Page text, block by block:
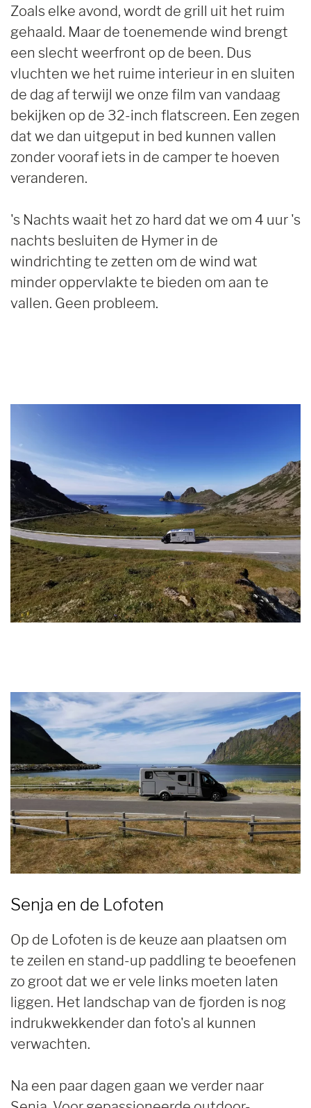
Zoals elke avond, wordt de grill uit het ruim
gehaald. Maar de toenemende wind brengt
een slecht weerfront op de been. Dus
vluchten we het ruime interieur in en sluiten
de dag af terwijl we onze film van vandaag
bekijken op de 32-inch flatscreen. Een zegen
dat we dan uitgeput in bed kunnen vallen
zonder vooraf iets in de camper te hoeven
veranderen.
's Nachts waait het zo hard dat we om 4 uur 's
nachts besluiten de Hymer in de
windrichting te zetten om de wind wat
minder oppervlakte te bieden om aan te
vallen. Geen probleem.
Senja en de Lofoten
Op de Lofoten is de keuze aan plaatsen om
te zeilen en stand-up paddling te beoefenen
zo groot dat we er vele links moeten laten
liggen. Het landschap van de fjorden is nog
indrukwekkender dan foto's al kunnen
verwachten.
Na een paar dagen gaan we verder naar